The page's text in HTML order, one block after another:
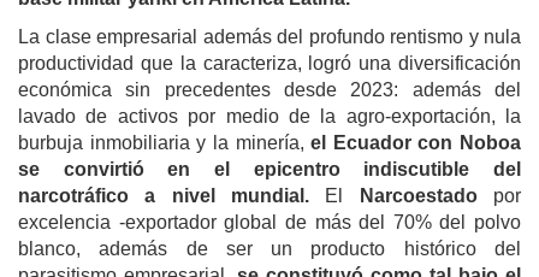
La clase empresarial además del profundo rentismo y nula
productividad que la caracteriza, logró una diversificación
económica sin precedentes desde 2023: además del
lavado de activos por medio de la agro-exportación, la
burbuja inmobiliaria y la minería,el Ecuador con Noboa
se convirtió en el epicentro indiscutible del
narcotráfico a nivel mundial. El Narcoestadopor
excelencia -exportador global de más del 70% del polvo
blanco, además de ser un producto histórico del